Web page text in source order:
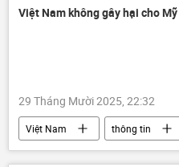
Việt Nam
Nga
Việt Nam không gây hại cho Mỹ
29 Tháng Mười 2025, 22:32
Việt Nam thông tin
Bộ Công Thương
Kinh tế